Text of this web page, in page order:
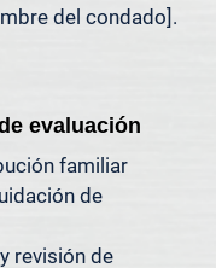
del condado].
de [Suburbio].
y no está
su
pregunte;
evaluación
familiar
de
revisión de